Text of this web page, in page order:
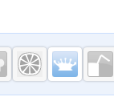
Молочная